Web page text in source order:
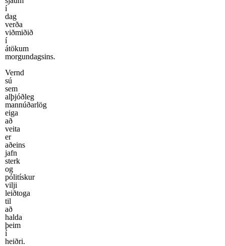
í
dag
verða
viðmiðið
í
átökum
morgundagsins.
Vernd
sú
sem
alþjóðleg
mannúðarlög
eiga
að
veita
er
aðeins
jafn
sterk
og
pólitískur
vilji
leiðtoga
til
að
halda
þeim
í
heiðri.